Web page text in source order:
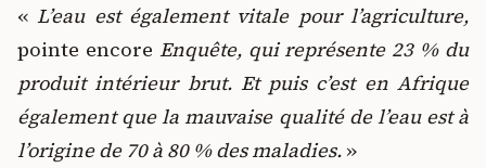
« L’eau est également vitale pour l’agriculture,
pointe encore Enquête, qui représente 23 % du
produit intérieur brut. Et puis c’est en Afrique
également que la mauvaise qualité de l’eau est à
l’origine de 70 à 80 % des maladies. »